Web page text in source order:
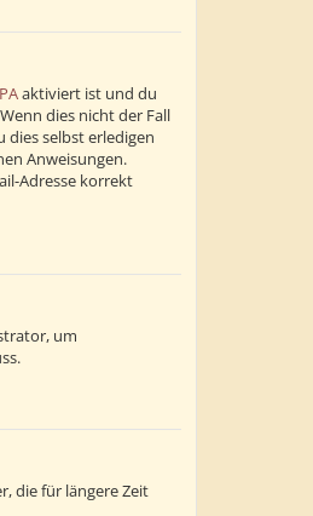
aktiviert ist und du
dies nicht der Fall
selbst erledigen
Anweisungen.
Adresse korrekt
um
die für längere Zeit